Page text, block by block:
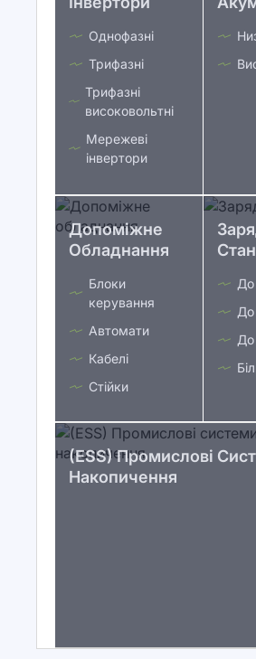
Однофазні
Трифазні
Трифазні
високовольтні
Мережеві
інвертори
Допоміжне
Обладнання
Блоки
керування
Автомати
Кабелі
Стійки
До
До
До
(ESS) Промислові
Накопичення